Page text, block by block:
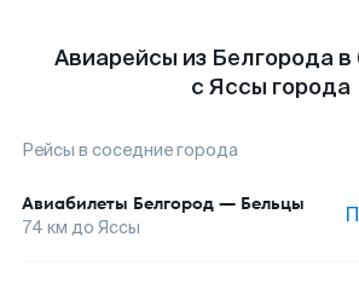
Авиарейсы из Белгорода
с Яссы города
Рейсы в соседние города
Авиабилеты Белгород — Бельцы
74 км до Яссы